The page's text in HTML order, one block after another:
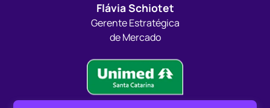
Flávia Schiotet
Gerente Estratégica
de Mercado